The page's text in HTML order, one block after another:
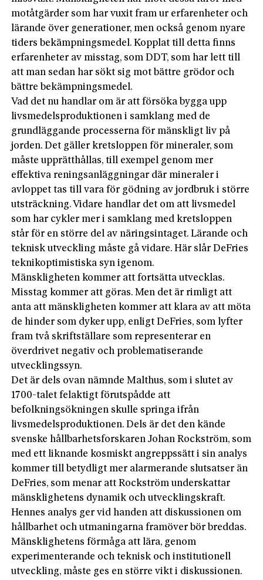
motåtgärder som har vuxit fram ur erfarenheter och
lärande över generationer, men också genom nyare
tiders bekämpningsmedel. Kopplat till detta finns
erfarenheter av misstag, som DDT, som har lett till
att man sedan har sökt sig mot bättre grödor och
bättre bekämpningsmedel.
Vad det nu handlar om är att försöka bygga upp
livsmedelsproduktionen i samklang med de
grundläggande processerna för mänskligt liv på
jorden. Det gäller kretsloppen för mineraler, som
måste upprätthållas, till exempel genom mer
effektiva reningsanläggningar där mineraler i
avloppet tas till vara för gödning av jordbruk i större
utsträckning. Vidare handlar det om att livsmedel
som har cykler mer i samklang med kretsloppen
står för en större del av näringsintaget. Lärande och
teknisk utveckling måste gå vidare. Här slår DeFries
teknikoptimistiska syn igenom.
Mänskligheten kommer att fortsätta utvecklas.
Misstag kommer att göras. Men det är rimligt att
anta att mänskligheten kommer att klara av att möta
de hinder som dyker upp, enligt DeFries, som lyfter
fram två skriftställare som representerar en
överdrivet negativ och problematiserande
utvecklingssyn.
Det är dels ovan nämnde Malthus, som i slutet av
1700-talet felaktigt förutspådde att
befolkningsökningen skulle springa ifrån
livsmedelsproduktionen. Dels är det den kände
svenske hållbarhetsforskaren Johan Rockström, som
med ett liknande kosmiskt angreppssätt i sin analys
kommer till betydligt mer alarmerande slutsatser än
DeFries, som menar att Rockström underskattar
mänsklighetens dynamik och utvecklingskraft.
Hennes analys ger vid handen att diskussionen om
hållbarhet och utmaningarna framöver bör breddas.
Mänsklighetens förmåga att lära, genom
experimenterande och teknisk och institutionell
utveckling, måste ges en större vikt i diskussionen.